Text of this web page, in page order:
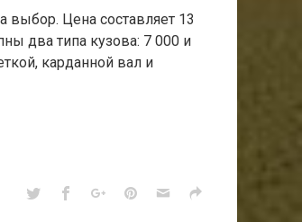
выбор. Цена составляет 13
два типа кузова: 7 000 и
карданной вал и